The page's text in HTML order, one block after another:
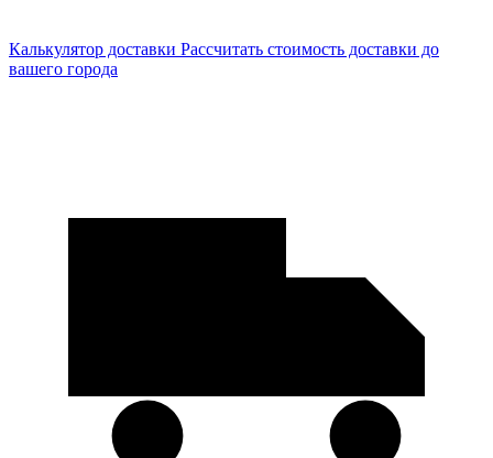
Калькулятор доставки Рассчитать стоимость доставки до
вашего города